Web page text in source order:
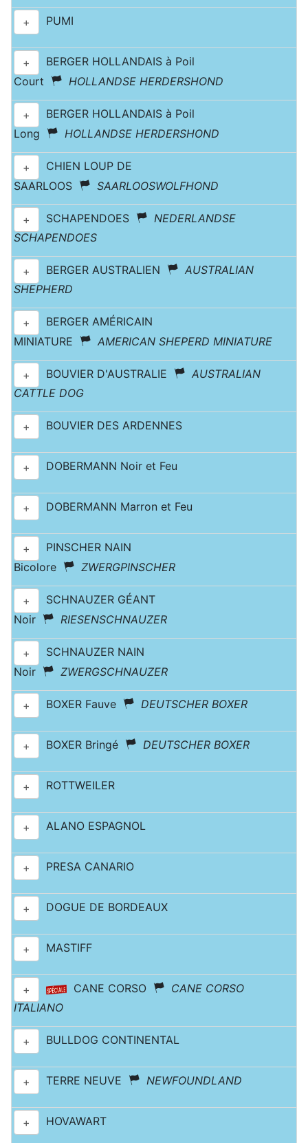
+ PUMI
+
BERGER HOLLANDAIS à Poil
Court
HOLLANDSE HERDERSHOND
+
BERGER HOLLANDAIS à Poil
Long
HOLLANDSE HERDERSHOND
+
CHIEN LOUP DE
SAARLOOS
SAARLOOSWOLFHOND
+ SCHAPENDOES
NEDERLANDSE
SCHAPENDOES
+ BERGER AUSTRALIEN
AUSTRALIAN
SHEPHERD
+
BERGER AMÉRICAIN
MINIATURE
AMERICAN SHEPERD MINIATURE
+ BOUVIER D'AUSTRALIE
AUSTRALIAN
CATTLE DOG
+ BOUVIER DES ARDENNES
+ DOBERMANN Noir et Feu
+ DOBERMANN Marron et Feu
+
PINSCHER NAIN
Bicolore
ZWERGPINSCHER
+
SCHNAUZER GÉANT
Noir
RIESENSCHNAUZER
+
SCHNAUZER NAIN
Noir
ZWERGSCHNAUZER
+ BOXER Fauve DEUTSCHER BOXER
+ BOXER Bringé DEUTSCHER BOXER
+ ROTTWEILER
+ ALANO ESPAGNOL
+ PRESA CANARIO
+ DOGUE DE BORDEAUX
+ MASTIFF
+ CANE CORSO
CANE CORSO
ITALIANO
+ BULLDOG CONTINENTAL
+ TERRE NEUVE NEWFOUNDLAND
+ HOVAWART